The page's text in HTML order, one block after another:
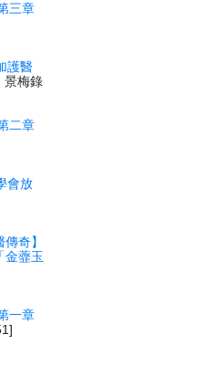
三章
護醫
景梅錄
二章
會放
奇】
金虀玉
一章